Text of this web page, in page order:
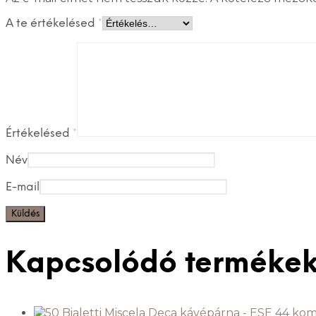
A te értékelésed *
Értékelésed *
Név
E-mail
Kapcsolódó